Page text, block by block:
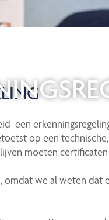
een
op een
moeten
we al weten